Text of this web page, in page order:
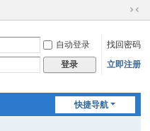
切
到
窄
自动登录
找回密码
登录 立即注册
快捷导航